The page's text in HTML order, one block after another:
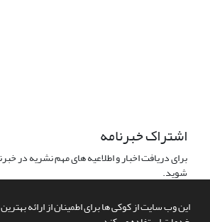
این وب سایت از کوکی ها برای اطمینان از ارائه بهترین
اشتراک خبرنامه
برای دریافت اخبار و اطلاعیه های مهم نشریه در
شوید.